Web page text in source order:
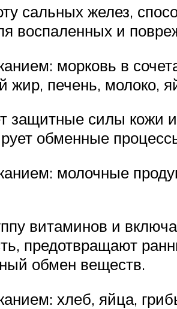
сальных желез,
воспаленных и
морковь в
жир, печень, молоко,
защитные силы кожи
обменные
молочные
витаминов и
предотвращают
обмен веществ.
хлеб, яйца,